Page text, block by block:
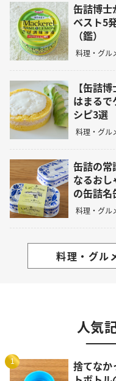
缶詰博士
ベスト5
（鑑）
料理・グル
【缶詰
はまるで
シピ3選
料理・グル
缶詰の常
なるお
の缶詰名
料理・グル
料理・グル
人気
1
捨てなか